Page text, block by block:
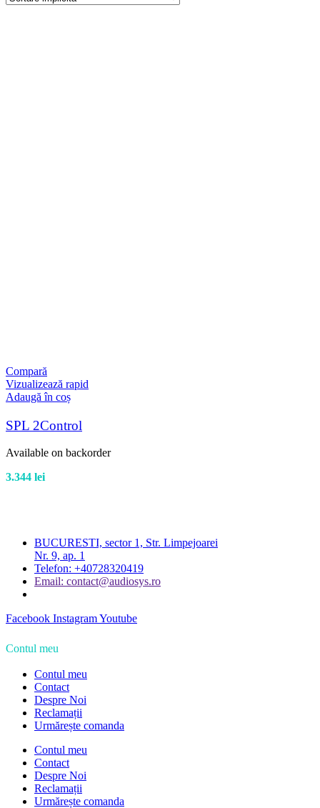
Compară
Vizualizează rapid
Adaugă în coș
SPL 2Control
Available on backorder
3.344 lei
BUCURESTI, sector 1, Str. Limpejoarei
Nr. 9, ap. 1
Telefon: +40728320419
Email: contact@audiosys.ro
Facebook InstagramYoutube
Contul meu
Contul meu
Contact
Despre Noi
Reclamații
Urmărește comanda
Contul meu
Contact
Despre Noi
Reclamații
Urmărește comanda